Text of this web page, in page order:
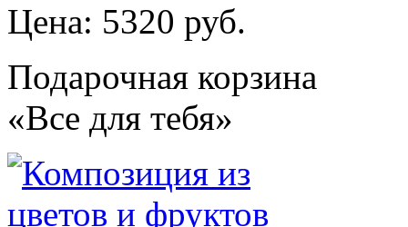
Цена: 5320 руб.
Подарочная корзина
«Все для тебя»